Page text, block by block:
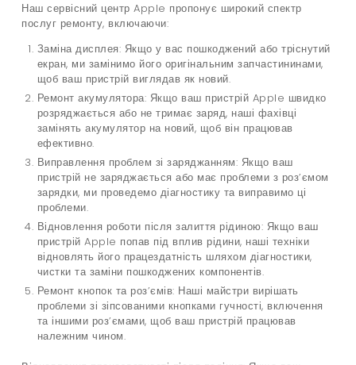
Наш сервісний центр Apple пропонує широкий спектр
послуг ремонту, включаючи:
Заміна дисплея: Якщо у вас пошкоджений або тріснутий
екран, ми замінимо його оригінальним запчастининами,
щоб ваш пристрій виглядав як новий.
Ремонт акумулятора: Якщо ваш пристрій Apple швидко
розряджається або не тримає заряд, наші фахівці
замінять акумулятор на новий, щоб він працював
ефективно.
Виправлення проблем зі заряджанням: Якщо ваш
пристрій не заряджається або має проблеми з роз’ємом
зарядки, ми проведемо діагностику та виправимо ці
проблеми.
Відновлення роботи після залиття рідиною: Якщо ваш
пристрій Apple попав під вплив рідини, наші техніки
відновлять його працездатність шляхом діагностики,
чистки та заміни пошкоджених компонентів.
Ремонт кнопок та роз’ємів: Наші майстри вирішать
проблеми зі зіпсованими кнопками гучності, включення
та іншими роз’ємами, щоб ваш пристрій працював
належним чином.